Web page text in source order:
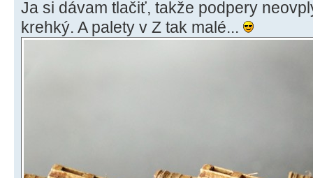
Ja si dávam tlačiť, takže podpery
krehký. A palety v Z tak malé...